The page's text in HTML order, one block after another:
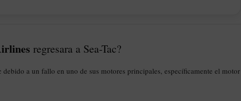
regresara a Sea-Tac?
debido a un fallo en uno de sus motores principales, específicamente el motor